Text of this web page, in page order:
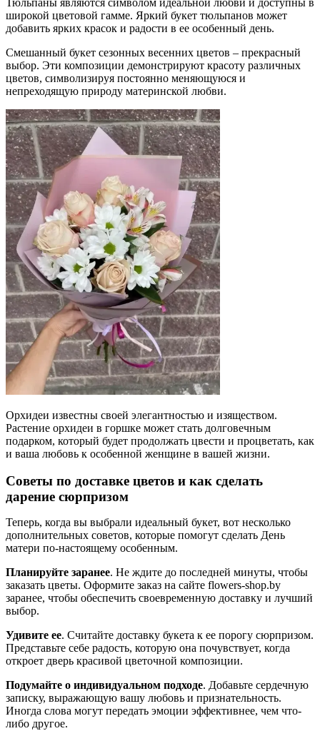
широкой цветовой гамме. Яркий букет тюльпанов может
добавить ярких красок и радости в ее особенный день.
Смешанный букет сезонных весенних цветов – прекрасный
выбор. Эти композиции демонстрируют красоту различных
цветов, символизируя постоянно меняющуюся и
непреходящую природу материнской любви.
Орхидеи известны своей элегантностью и изяществом.
Растение орхидеи в горшке может стать долговечным
подарком, который будет продолжать цвести и процветать, как
и ваша любовь к особенной женщине в вашей жизни.
Советы по доставке цветов и как сделать
дарение сюрпризом
Теперь, когда вы выбрали идеальный букет, вот несколько
дополнительных советов, которые помогут сделать День
матери по-настоящему особенным.
Планируйте заранее. Не ждите до последней минуты, чтобы
заказать цветы. Оформите заказ на сайте flowers-shop.by
заранее, чтобы обеспечить своевременную доставку и лучший
выбор.
Удивите ее. Считайте доставку букета к ее порогу сюрпризом.
Представьте себе радость, которую она почувствует, когда
откроет дверь красивой цветочной композиции.
Подумайте о индивидуальном подходе. Добавьте сердечную
записку, выражающую вашу любовь и признательность.
Иногда слова могут передать эмоции эффективнее, чем что-
либо другое.